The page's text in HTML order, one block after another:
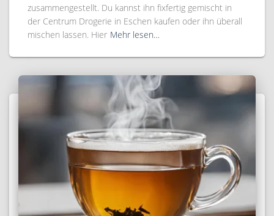
zusammengestellt. Du kannst ihn fixfertig gemischt in
der Centrum Drogerie in Eschen kaufen oder ihn überall
mischen lassen. Hier Mehr lesen…